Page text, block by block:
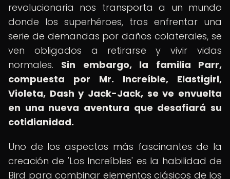
revolucionaria nos transporta a un mundo
donde los superhéroes, tras enfrentar una
serie de demandas por daños colaterales, se
ven obligados a retirarse y vivir vidas
normales. Sin embargo, la familia Parr,
compuesta por Mr. Increíble, Elastigirl,
Violeta, Dash y Jack-Jack, se ve envuelta
en una nueva aventura que desafiará su
cotidianidad.
Uno de los aspectos más fascinantes de la
creación de 'Los Increíbles' es la habilidad de
Bird para combinar elementos clásicos de los